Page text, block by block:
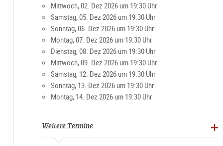
Mittwoch, 02. Dez 2026 um 19:30 Uhr
Samstag, 05. Dez 2026 um 19:30 Uhr
Sonntag, 06. Dez 2026 um 19:30 Uhr
Montag, 07. Dez 2026 um 19:30 Uhr
Dienstag, 08. Dez 2026 um 19:30 Uhr
Mittwoch, 09. Dez 2026 um 19:30 Uhr
Samstag, 12. Dez 2026 um 19:30 Uhr
Sonntag, 13. Dez 2026 um 19:30 Uhr
Montag, 14. Dez 2026 um 19:30 Uhr
Weitere Termine